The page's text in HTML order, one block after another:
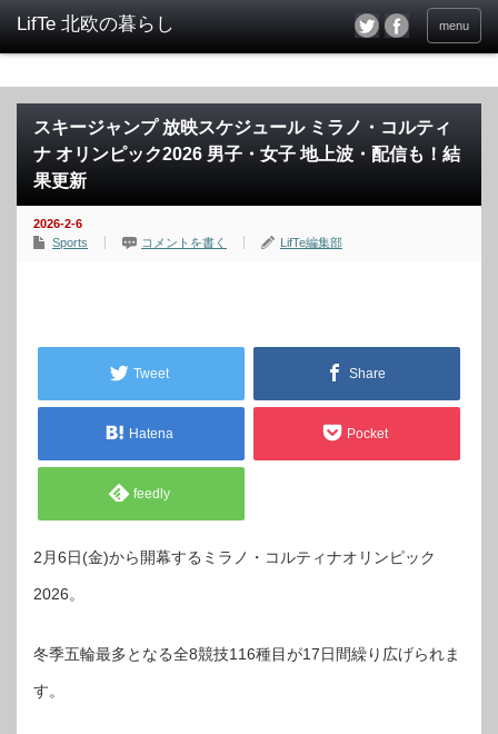
menu
スキージャンプ 放映スケジュール ミラノ・コルティ
ナ オリンピック2026 男子・女子 地上波・配信も！結
果更新
2026-2-6
Sports
コメントを書く LifTe編集部
Tweet Share
Hatena Pocket
feedly
2月6日(金)から開幕するミラノ・コルティナオリンピック
2026。
冬季五輪最多となる全8競技116種目が17日間繰り広げられま
す。